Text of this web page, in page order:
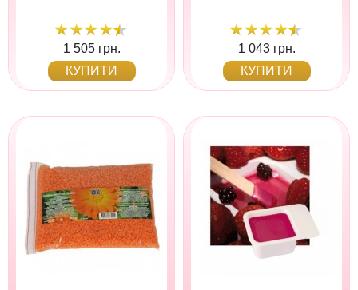
1 505 грн.
КУПИТИ
1 043 грн.
КУПИТИ